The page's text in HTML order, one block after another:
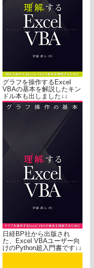
グラフを操作するExcel
VBAの基本を解説したキン
ドル本も出しました↓↓
日経BP社から出版され
た、Excel VBAユーザー向
けのPython超入門書です↓↓